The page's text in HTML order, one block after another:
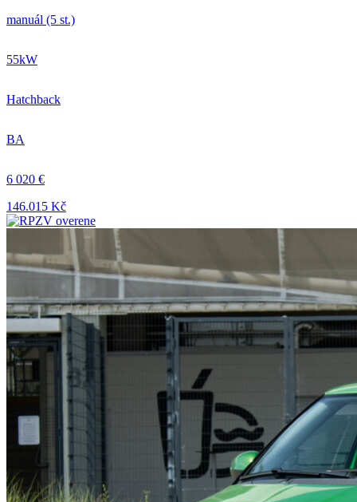
manuál (5 st.)
55kW
Hatchback
BA
6 020 €
146.015 Kč